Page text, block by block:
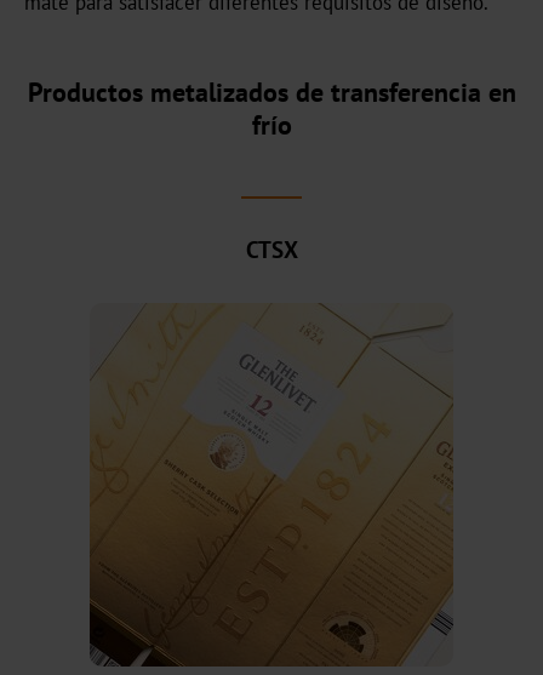
Graphical
Plus
Versatile
Productos metalizados de transferencia en
frío
CTSX